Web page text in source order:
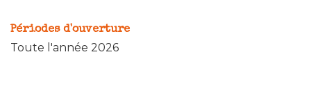
Périodes d'ouverture
Toute l'année 2026